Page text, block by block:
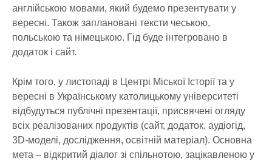
англійською мовами, який будемо презентувати у
вересні. Також заплановані тексти чеською,
польською та німецькою. Гід буде інтегровано в
додаток і сайт.
Крім того, у листопаді в Центрі Міської Історії та у
вересні в Українському католицькому університеті
відбудуться публічні презентації, присвячені огляду
всіх реалізованих продуктів (сайт, додаток, аудіогід,
3D-моделі, дослідження, освітній матеріал). Основна
мета – відкритий діалог зі спільнотою, зацікавленою у